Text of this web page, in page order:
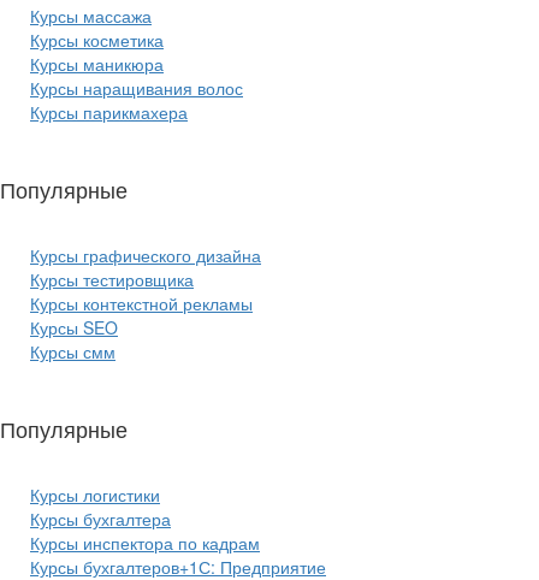
Курсы массажа
Курсы косметика
Курсы маникюра
Курсы наращивания волос
Курсы парикмахера
Популярные
Курсы графического дизайна
Курсы тестировщика
Курсы контекстной рекламы
Курсы SEO
Курсы смм
Популярные
Курсы логистики
Курсы бухгалтера
Курсы инспектора по кадрам
Курсы бухгалтеров+1С: Предприятие